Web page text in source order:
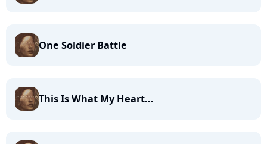
One Soldier Battle
This Is What My Heart...